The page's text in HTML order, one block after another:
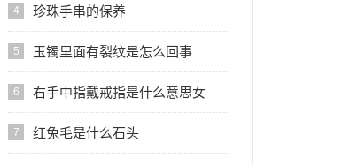
4 珍珠手串的保养
5 玉镯里面有裂纹是怎么回事
6 右手中指戴戒指是什么意思女
7 红兔毛是什么石头